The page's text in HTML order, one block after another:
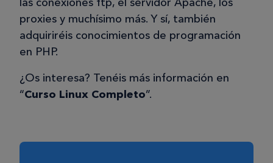
proxies y muchísimo más. Y sí, también
adquiriréis conocimientos de programación
en PHP.
¿Os interesa? Tenéis más información en
“Curso Linux Completo”.